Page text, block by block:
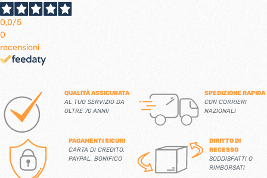
0,0/5
0
recensioni
QUALITÀ ASSICURATA
AL TUO SERVIZIO DA
OLTRE 70 ANNI!
SPEDIZIONE RAPIDA
CON CORRIERI
NAZIONALI
PAGAMENTI SICURI
CARTA DI CREDITO,
PAYPAL, BONIFICO
DIRITTO DI
RECESSO
SODDISFATTI O
RIMBORSATI